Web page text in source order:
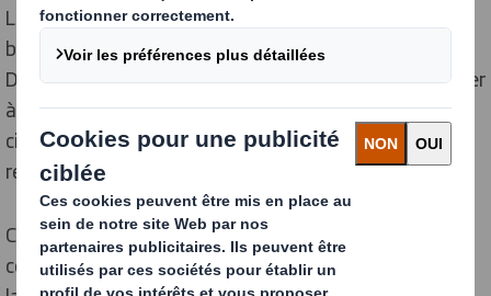
Les taux de recyclage du papier et du carton sont en
baisse dans toute l'Europe depuis 2017. Le rapport de
DS Smith présente des actions claires qui peuvent aider
à augmenter le taux à 90 %, en stimulant l'économie
circulaire autour de ce qui est déjà le matériau le plus
recyclé en Europe.
Ce plan d'action intervient alors que la croissance du
commerce électronique contribue à l'augmentation de